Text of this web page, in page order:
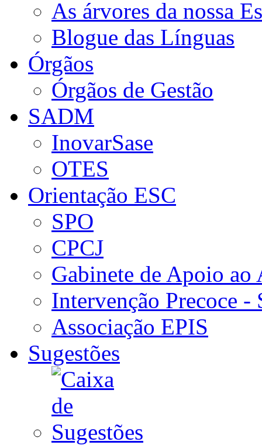
As árvores da nossa
Blogue das Línguas
Órgãos
Órgãos de Gestão
SADM
InovarSase
OTES
Orientação ESC
SPO
CPCJ
Gabinete de Apoio ao
Intervenção Precoce -
Associação EPIS
Sugestões